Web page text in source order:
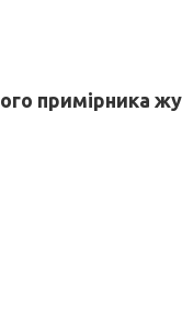
примірника